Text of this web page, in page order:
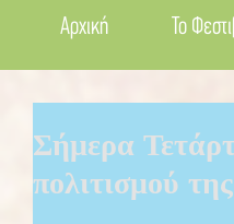
Αρχική Το
Σήμερα
πολιτισμού